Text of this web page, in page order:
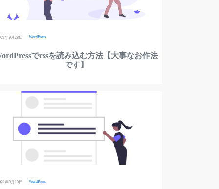
年9月28日 WordPress
でcssを読み込む方法【大事なお作法
です】
年9月10日 WordPress